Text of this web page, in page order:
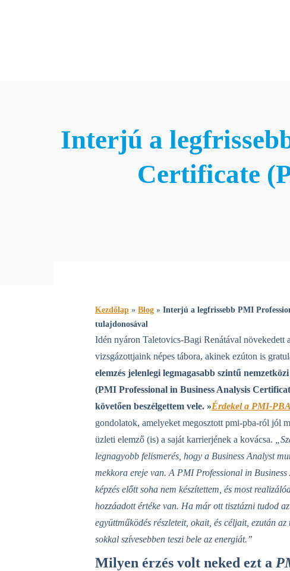
Interjú a
Certificate
Kezdőlap » Blog » Interjú a legfrissebb PMI
tulajdonosával
Idén nyáron Taletovics-Bagi Renátával növekedett
vizsgázottjaink népes tábora, akinek ezúton is
elemzés jelenlegi legmagasabb szintű
(PMI Professional in Business Analysis
követően beszélgettem vele. »Érdekel a PMI-PBA
gondolatok, amelyeket megosztott pmi-pba-ról jól
üzleti elemző (is) a saját karrierjének a kovácsa.
legnagyobb felismerés, hogy a Business Analyst
mekkora ereje van. A PMI Professional in
képzés előtt soha nem készítettem, és most
hozzáadott értéke van. Ha már ott tisztázni tudod
együttműködés részleteit, okait, és céljait, ezután
sokkal szívesebben teszi bele az energiát.”
Milyen érzés volt neked ezt a